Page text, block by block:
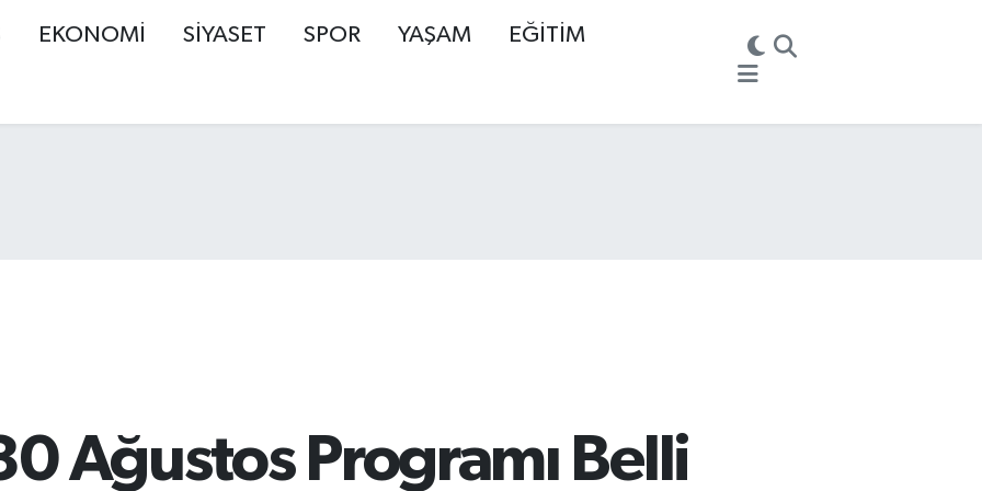
EKONOMİ SİYASET SPOR YAŞAM EĞİTİM
Ağustos Programı Belli